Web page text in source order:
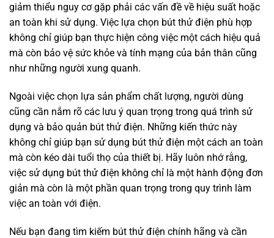
giảm thiểu nguy cơ gặp phải các vấn đề về hiệu suất hoặc
an toàn khi sử dụng. Việc lựa chọn bút thử điện phù hợp
không chỉ giúp bạn thực hiện công việc một cách hiệu quả
mà còn bảo vệ sức khỏe và tính mạng của bản thân cũng
như những người xung quanh.
Ngoài việc chọn lựa sản phẩm chất lượng, người dùng
cũng cần nắm rõ các lưu ý quan trọng trong quá trình sử
dụng và bảo quản bút thử điện. Những kiến thức này
không chỉ giúp bạn sử dụng bút thử điện một cách an toàn
mà còn kéo dài tuổi thọ của thiết bị. Hãy luôn nhớ rằng,
việc sử dụng bút thử điện không chỉ là một hành động đơn
giản mà còn là một phần quan trọng trong quy trình làm
việc an toàn với điện.
Nếu bạn đang tìm kiếm bút thử điện chính hãng và cần